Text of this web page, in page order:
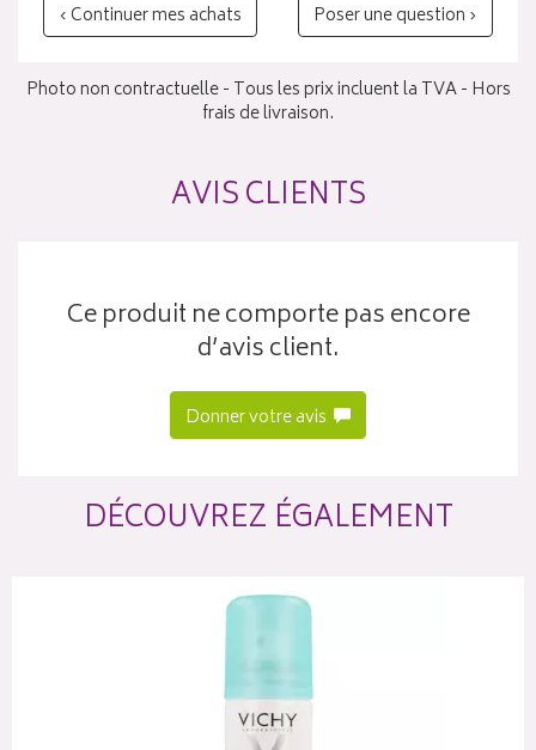
‹ Continuer mes achats Poser une question ›
Photo non contractuelle - Tous les prix incluent la TVA - Hors
frais de livraison.
AVIS CLIENTS
Ce produit ne comporte pas encore
d’avis client.
Donner votre avis
DÉCOUVREZ ÉGALEMENT